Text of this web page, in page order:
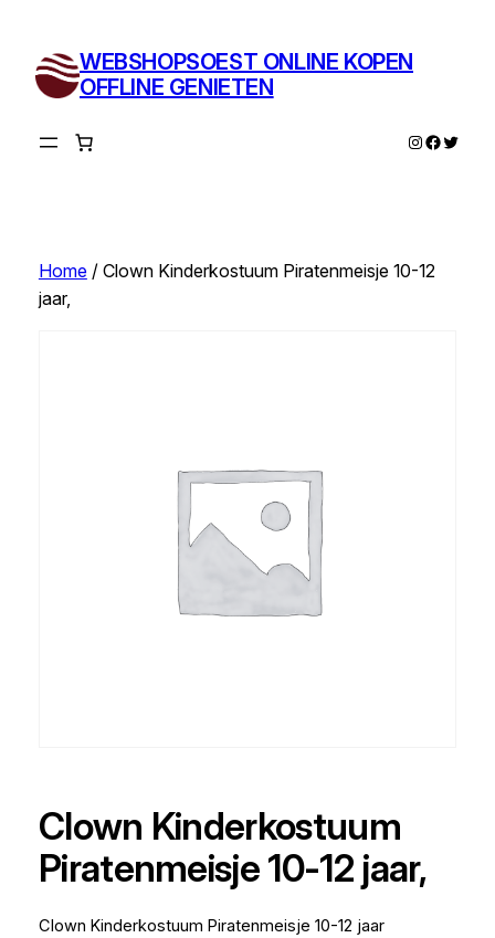
inhoud
WEBSHOPSOEST ONLINE KOPEN
OFFLINE GENIETEN
Instagram
Twitter
Home/ Clown Kinderkostuum Piratenmeisje 10-12
jaar,
Clown Kinderkostuum
Piratenmeisje 10-12 jaar,
Clown Kinderkostuum Piratenmeisje 10-12 jaar